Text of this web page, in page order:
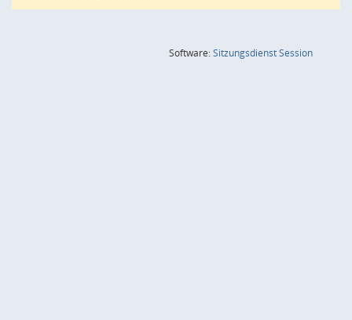
Software:SitzungsdienstSession(Wird in